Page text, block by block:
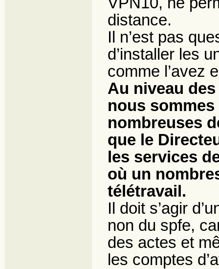
distance.
Il n’est pas
d’installer les
comme l’avez
Au niveau
nous
nombreuses
que le
les services
où un
télétravail.
Il doit s’agir
non du spfe,
des actes et
les comptes